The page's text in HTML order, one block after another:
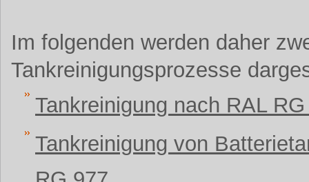
Im folgenden werden daher
Tankreinigungsprozesse
Tankreinigung nach RAL
Tankreinigung von